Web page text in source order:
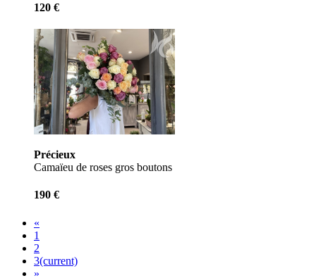
120 €
Précieux
Camaïeu de roses gros boutons
190 €
«
1
2
3(current)
»